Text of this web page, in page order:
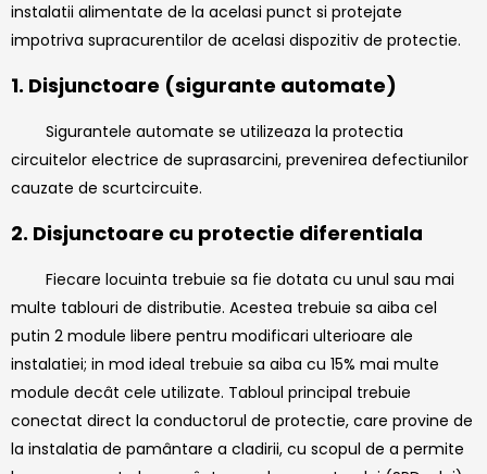
instalatii alimentate de la acelasi punct si protejate
impotriva supracurentilor de acelasi dispozitiv de protectie.
1. Disjunctoare (sigurante automate)
Sigurantele automate se utilizeaza la protectia
circuitelor electrice de suprasarcini, prevenirea defectiunilor
cauzate de scurtcircuite.
2. Disjunctoare cu protectie diferentiala
Fiecare locuinta trebuie sa fie dotata cu unul sau mai
multe tablouri de distributie. Acestea trebuie sa aiba cel
putin 2 module libere pentru modificari ulterioare ale
instalatiei; in mod ideal trebuie sa aiba cu 15% mai multe
module decât cele utilizate. Tabloul principal trebuie
conectat direct la conductorul de protectie, care provine de
la instalatia de pamântare a cladirii, cu scopul de a permite